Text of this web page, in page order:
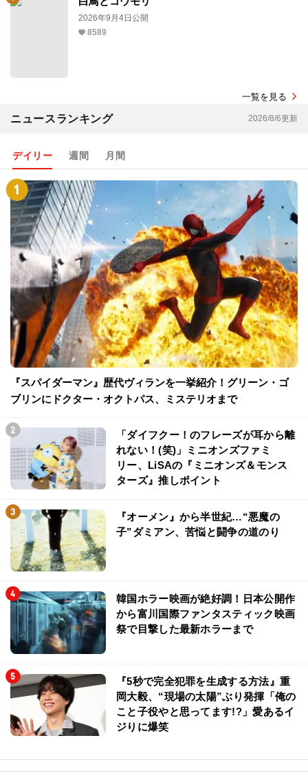
2026年9月4日公開
8589
一覧を見る
ニュースランキング 2026/8/6更新
デイリー 週間 月間
『スパイダーマン』歴代ヴィランを一挙紹介！グリーン・ゴ
ブリンにドクター・オクトパス、ミステリオまで
「ダイフクー！のフレーズが耳から離
れない！(笑)」ミニオンズファミ
リー、LiSAの『ミニオンズ＆モンス
ターズ』推しポイント
『オーメン』から半世紀…“悪魔の
子”ダミアン、苦悩と闘争の道のり
韓国ホラー映画が絶好調！日本公開作
から富川国際ファンタスティック映画
祭で目撃した最新ホラーまで
『5秒で完全犯罪を生成する方法』重
岡大毅、“現場の太陽”ぶり発揮「俺の
こと子役やと思ってます!?」愛あるイ
ジりに爆笑